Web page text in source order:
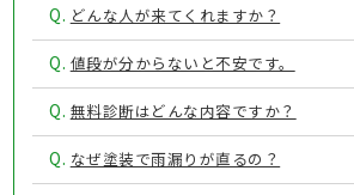
Q. どんな人が来てくれますか？
Q. 値段が分からないと不安です。
Q. 無料診断はどんな内容ですか？
Q. なぜ塗装で雨漏りが直るの？